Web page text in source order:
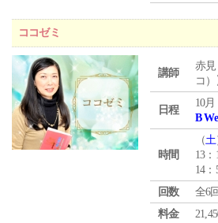
ココゼミ
講師
赤
コ）
日程
10月
B
時間
（土
13：
14：
回数
全6
料金